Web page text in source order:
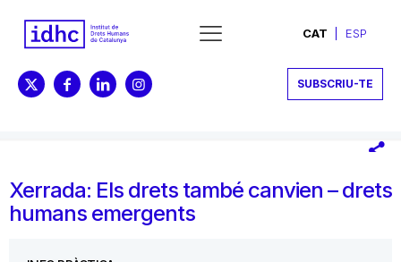
CAT ESP
SUBSCRIU-TE
Xerrada: Els drets també canvien – drets
humans emergents